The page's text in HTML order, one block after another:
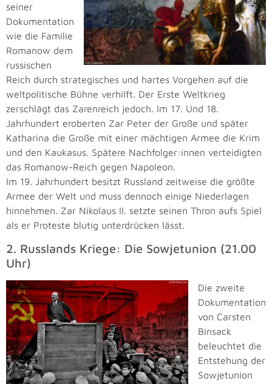
seiner
Dokumentation
wie die Familie
Romanow dem
russischen
Reich durch strategisches und hartes Vorgehen auf die
weltpolitische Bühne verhilft. Der Erste Weltkrieg
zerschlägt das Zarenreich jedoch. Im 17. Und 18.
Jahrhundert eroberten Zar Peter der Große und später
Katharina die Große mit einer mächtigen Armee die Krim
und den Kaukasus. Spätere Nachfolger:innen verteidigten
das Romanow-Reich gegen Napoleon.
Im 19. Jahrhundert besitzt Russland zeitweise die größte
Armee der Welt und muss dennoch einige Niederlagen
hinnehmen. Zar Nikolaus II. setzte seinen Thron aufs Spiel
als er Proteste blutig unterdrücken lässt.
2. Russlands Kriege: Die Sowjetunion (21.00
Uhr)
Die zweite
Dokumentation
von Carsten
Binsack
beleuchtet die
Entstehung der
Sowjetunion